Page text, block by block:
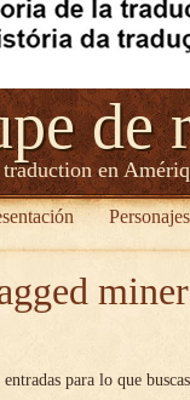
de
en
Personajes
para lo que